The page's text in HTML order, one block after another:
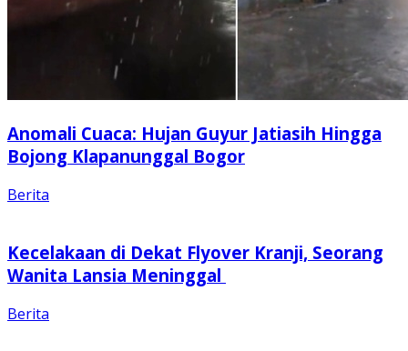
Anomali Cuaca: Hujan Guyur Jatiasih Hingga
Bojong Klapanunggal Bogor
Berita
Kecelakaan di Dekat Flyover Kranji, Seorang
Wanita Lansia Meninggal
Berita